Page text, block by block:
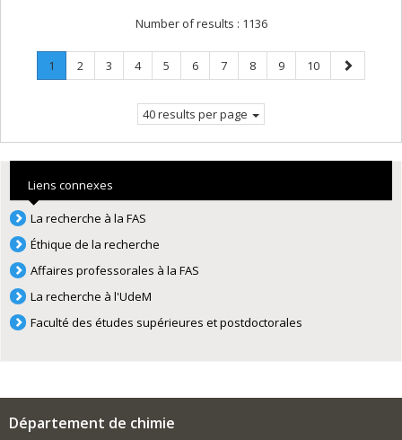
Number of results : 1136
Page
1
Current
Page
2 Page
3 Page
4 Page
5 Page
6 Page
7 Page
8 Page
9 Page
10
Next
page
40 results per page
Liens connexes
La recherche à la FAS
Éthique de la recherche
Affaires professorales à la FAS
La recherche à l'UdeM
Faculté des études supérieures et postdoctorales
Département de chimie